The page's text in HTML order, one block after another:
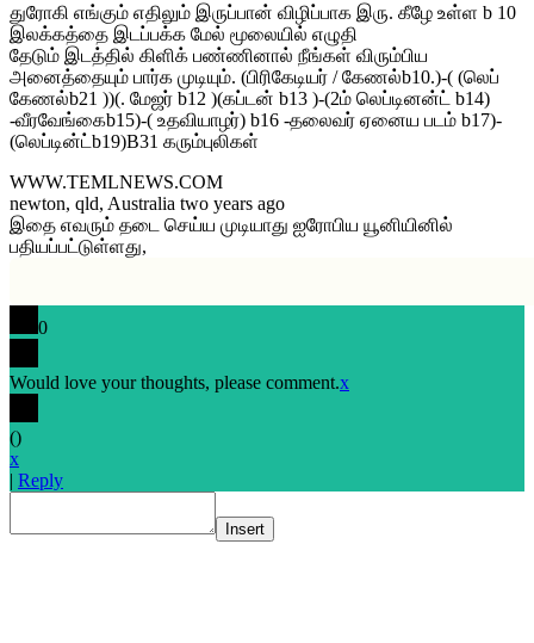
துரோகி எங்கும் எதிலும் இருப்பான் விழிப்பாக இரு. கீழே உள்ள b 10
இலக்கத்தை இடப்பக்க மேல் மூலையில் எழுதி
தேடும் இடத்தில் கிளிக் பண்ணினால் நீங்கள் விரும்பிய
அனைத்தையும் பார்க முடியும். (பிரிகேடியர் / கேணல்b10.)-( (லெப்
கேணல்b21 ))(. மேஜர் b12 )(கப்டன் b13 )-(2ம் லெப்டினன்ட் b14)
-வீரவேங்கைb15)-( உதவியாழர்) b16 -தலைவர் ஏனைய படம் b17)-
(லெப்டின்ட்b19)B31 கரும்புலிகள்
WWW.TEMLNEWS.COM
newton, qld, Australia two years ago
இதை எவரும் தடை செய்ய முடியாது ஐரோபிய யூனியினில்
பதியப்பட்டுள்ளது,
0
Would love your thoughts, please comment.x
()
x
| Reply
Insert